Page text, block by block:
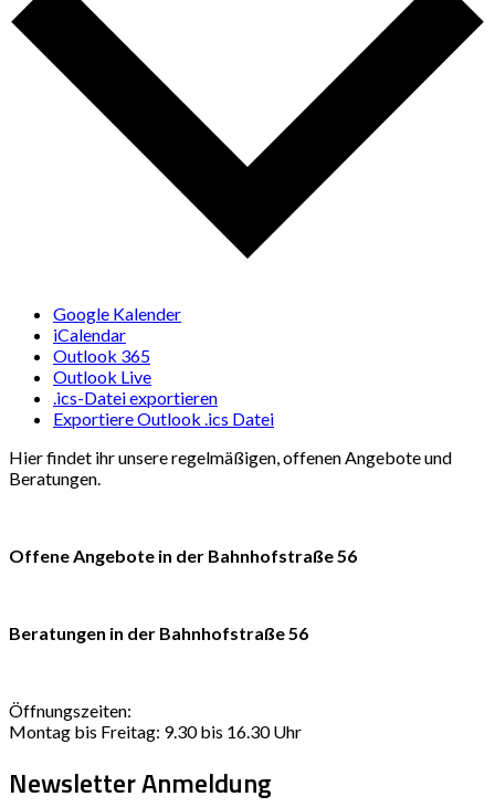
Google Kalender
iCalendar
Outlook 365
Outlook Live
.ics-Datei exportieren
Exportiere Outlook .ics Datei
Hier findet ihr unsere regelmäßigen, offenen Angebote und
Beratungen.
Offene Angebote in der Bahnhofstraße 56
Beratungen in der Bahnhofstraße 56
Öffnungszeiten:
Montag bis Freitag: 9.30 bis 16.30 Uhr
Newsletter Anmeldung